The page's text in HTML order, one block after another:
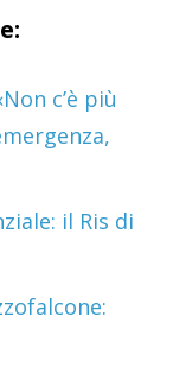
c’è più
il Ris di